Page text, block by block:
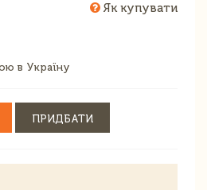
Як купувати
в Україну
ПРИДБАТИ